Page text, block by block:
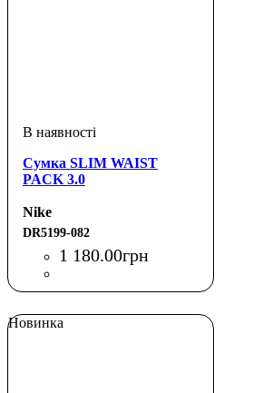
Сумка SLIM WAIST
PACK 3.0
Nike
DR5199-082
1 180.00грн
Новинка